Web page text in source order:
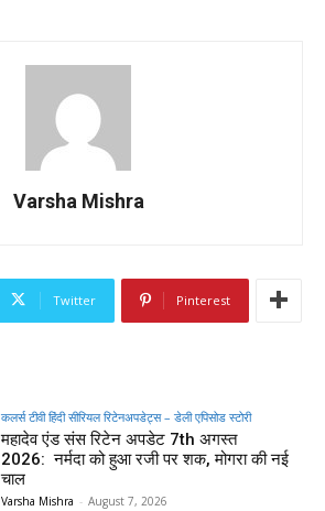
Varsha Mishra
Twitter Pinterest
कलर्स टीवी हिंदी सीरियल रिटेनअपडेट्स – डेली एपिसोड स्टोरी
महादेव एंड संस रिटेन अपडेट 7th अगस्त
2026: नर्मदा को हुआ रजी पर शक, मोगरा की नई
चाल
Varsha Mishra - August 7, 2026